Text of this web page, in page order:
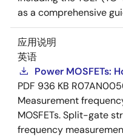
as a comprehensive
应用说明
英语
Power MOSFETs:
PDF 936 KB
Measurement
MOSFETs. Split-gate
frequency